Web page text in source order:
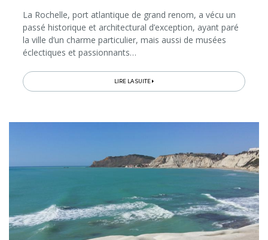
La Rochelle, port atlantique de grand renom, a vécu un
passé historique et architectural d’exception, ayant paré
la ville d’un charme particulier, mais aussi de musées
éclectiques et passionnants…
LIRE LA SUITE